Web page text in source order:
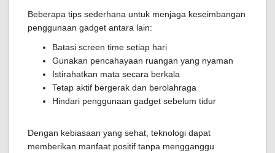
Beberapa tips sederhana untuk menjaga keseimbangan
penggunaan gadget antara lain:
Batasi screen time setiap hari
Gunakan pencahayaan ruangan yang nyaman
Istirahatkan mata secara berkala
Tetap aktif bergerak dan berolahraga
Hindari penggunaan gadget sebelum tidur
Dengan kebiasaan yang sehat, teknologi dapat
memberikan manfaat positif tanpa mengganggu